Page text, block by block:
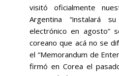
visitó oficialmente
Argentina “instalará
electrónico en agosto”
coreano que acá no se
el “Memorandum de
firmó en Corea el